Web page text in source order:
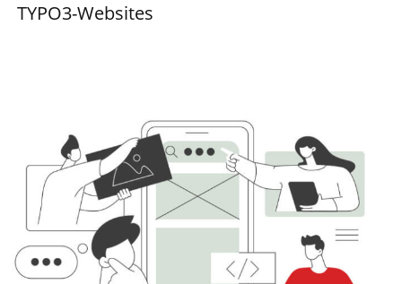
TYPO3-Websites